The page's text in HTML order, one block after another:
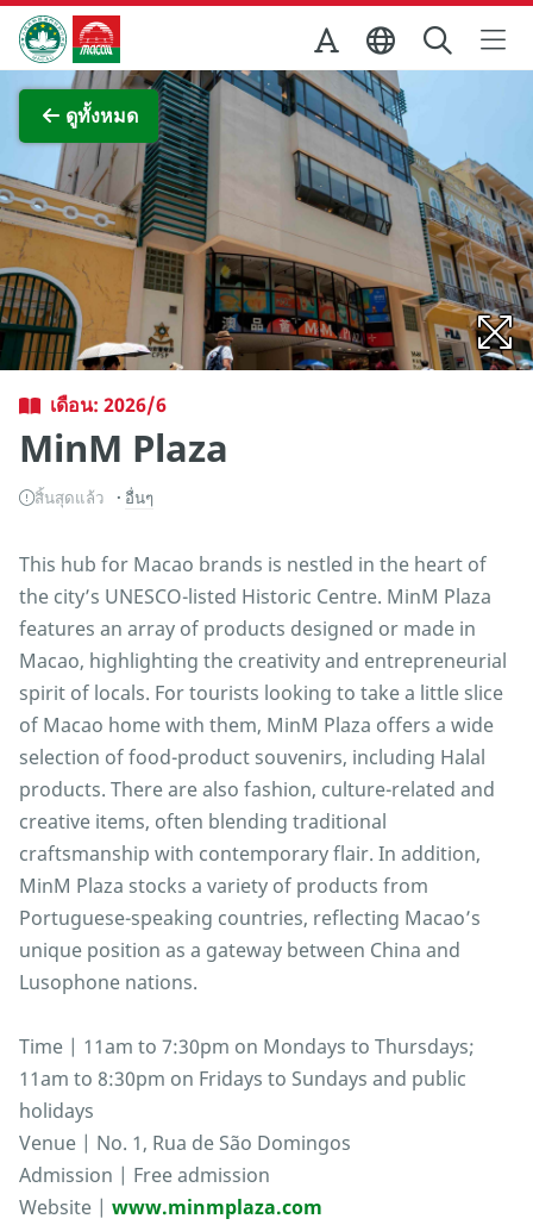
Skip to Main Content
สำนักงานการท่องเที่ยวของรัฐบาลมาเก๊า
ดูทั้งหมด
ภาพขยาย
เดือน: 2026/6
MinM Plaza
สิ้นสุดแล้ว อื่นๆ
This hub for Macao brands is nestled in the heart of
the city’s UNESCO-listed Historic Centre. MinM Plaza
features an array of products designed or made in
Macao, highlighting the creativity and entrepreneurial
spirit of locals. For tourists looking to take a little slice
of Macao home with them, MinM Plaza offers a wide
selection of food-product souvenirs, including Halal
products. There are also fashion, culture-related and
creative items, often blending traditional
craftsmanship with contemporary flair. In addition,
MinM Plaza stocks a variety of products from
Portuguese-speaking countries, reflecting Macao’s
unique position as a gateway between China and
Lusophone nations.
Time | 11am to 7:30pm on Mondays to Thursdays;
11am to 8:30pm on Fridays to Sundays and public
holidays
Venue | No. 1, Rua de São Domingos
Admission | Free admission
Website | www.minmplaza.com